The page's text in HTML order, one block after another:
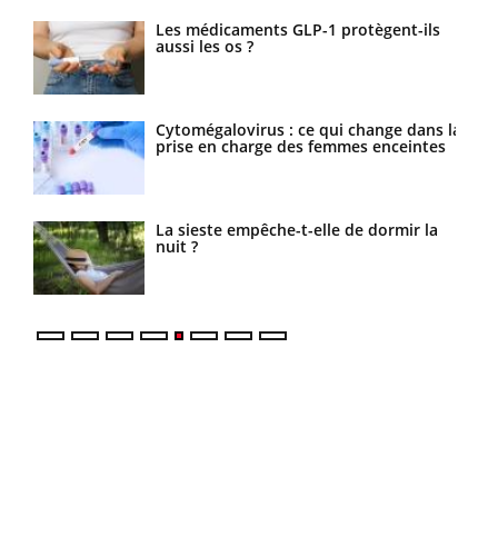
Les médicaments GLP-1 protègent-ils
aussi les os ?
Cytomégalovirus : ce qui change dans la
prise en charge des femmes enceintes
La sieste empêche-t-elle de dormir la
nuit ?
VIH : la fin du comprimé tous les jours
se profile-t-elle enfin ?
Pourquoi votre ventre gâche-t-il les
premiers jours de vos vacances ?
Fortes chaleurs : pourquoi le risque de
noyade grimpe-t-il ?